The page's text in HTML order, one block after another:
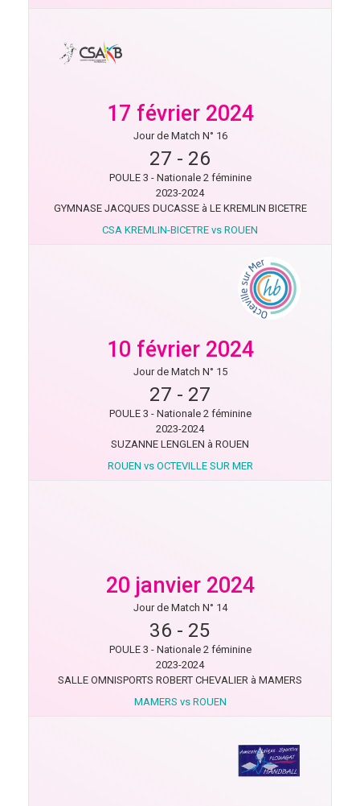
17 février 2024
Jour de Match N° 16
27 - 26
POULE 3 - Nationale 2 féminine
2023-2024
GYMNASE JACQUES DUCASSE à LE KREMLIN BICETRE
CSA KREMLIN-BICETRE vs ROUEN
10 février 2024
Jour de Match N° 15
27 - 27
POULE 3 - Nationale 2 féminine
2023-2024
SUZANNE LENGLEN à ROUEN
ROUEN vs OCTEVILLE SUR MER
20 janvier 2024
Jour de Match N° 14
36 - 25
POULE 3 - Nationale 2 féminine
2023-2024
SALLE OMNISPORTS ROBERT CHEVALIER à MAMERS
MAMERS vs ROUEN